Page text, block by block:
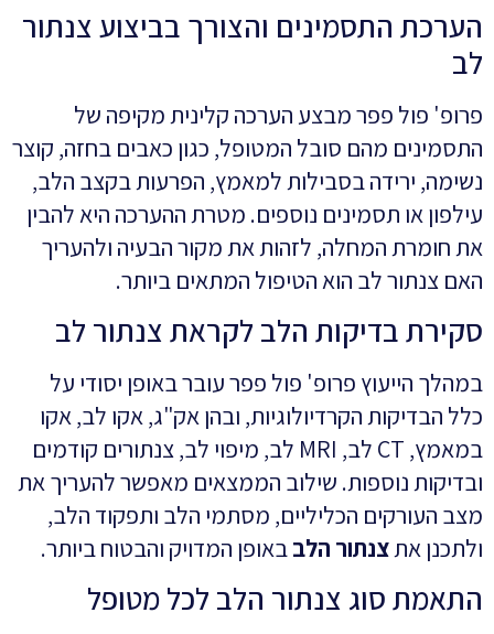
הערכת התסמינים והצורך בביצוע צנתור
לב
פרופ' פול פפר מבצע הערכה קלינית מקיפה של
התסמינים מהם סובל המטופל, כגון כאבים בחזה, קוצר
נשימה, ירידה בסבילות למאמץ, הפרעות בקצב הלב,
עילפון או תסמינים נוספים. מטרת ההערכה היא להבין
את חומרת המחלה, לזהות את מקור הבעיה ולהעריך
האם צנתור לב הוא הטיפול המתאים ביותר.
סקירת בדיקות הלב לקראת צנתור לב
במהלך הייעוץ פרופ' פול פפר עובר באופן יסודי על
כלל הבדיקות הקרדיולוגיות, ובהן אק"ג, אקו לב, אקו
במאמץ, CT לב, MRI לב, מיפוי לב, צנתורים קודמים
ובדיקות נוספות. שילוב הממצאים מאפשר להעריך את
מצב העורקים הכליליים, מסתמי הלב ותפקוד הלב,
ולתכנן אתצנתור הלבבאופן המדויק והבטוח ביותר.
התאמת סוג צנתור הלב לכל מטופל